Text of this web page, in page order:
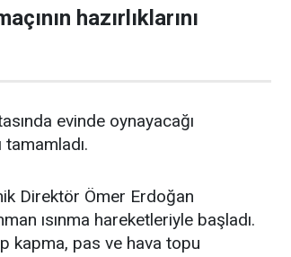
hazırlıklarını
evinde oynayacağı
tamamladı.
Direktör Ömer Erdoğan
ısınma hareketleriyle başladı.
kapma, pas ve hava topu